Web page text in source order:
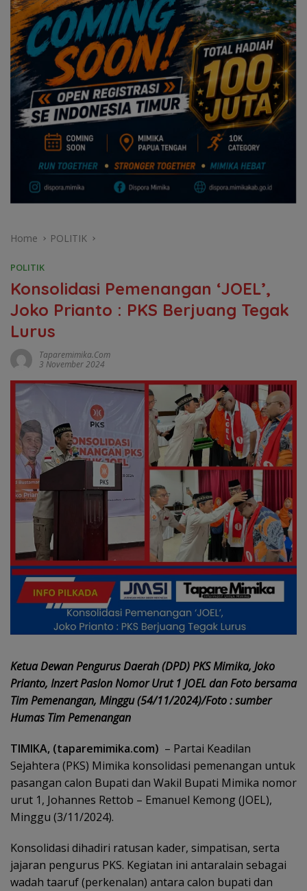
Home POLITIK
POLITIK
Konsolidasi Pemenangan ‘JOEL’,
Joko Prianto : PKS Berjuang Tegak
Lurus
Taparemimika.com
3 November 2024
Ketua Dewan Pengurus Daerah (DPD) PKS Mimika, Joko
Prianto, Inzert Paslon Nomor Urut 1 JOEL dan Foto bersama
Tim Pemenangan, Minggu (54/11/2024)/Foto : sumber
Humas Tim Pemenangan
TIMIKA, (taparemimika.com) – Partai Keadilan
Sejahtera (PKS) Mimika konsolidasi pemenangan untuk
pasangan calon Bupati dan Wakil Bupati Mimika nomor
urut 1, Johannes Rettob – Emanuel Kemong (JOEL),
Minggu (3/11/2024).
Konsolidasi dihadiri ratusan kader, simpatisan, serta
jajaran pengurus PKS. Kegiatan ini antaralain sebagai
wadah taaruf (perkenalan) antara calon bupati dan